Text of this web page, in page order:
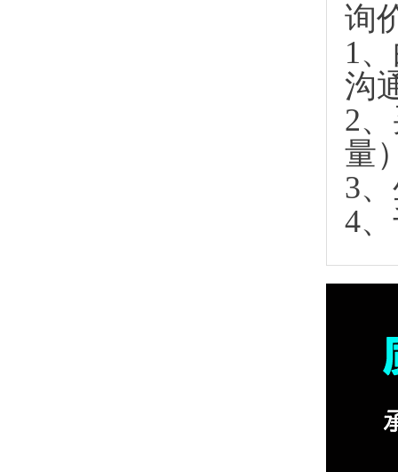
询
1
沟
2
量
3
4